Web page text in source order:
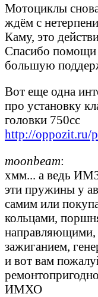
Мотоциклы
ждём с
Каму, это
Спасибо помощи
большую
Вот еще одна
про установку
головки 750сс
http://oppozit.ru/
moonbeam:
хмм... а ведь
эти пружины у
самим или
кольцами,
направляющими,
зажиганием,
и вот вам
ИМХО